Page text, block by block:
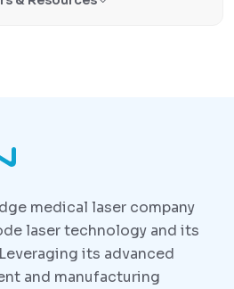
medical laser company
laser technology and its
its advanced
and manufacturing